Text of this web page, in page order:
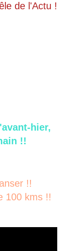
de l'Actu !
hier,
!!
!!
100 kms !!